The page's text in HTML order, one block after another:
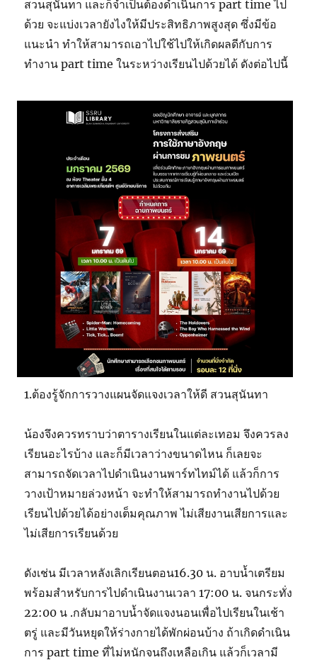
สวนสุนันทา และก็จำเป็นต้องดำเนินการ part time ไป
ด้วย จะแบ่งเวลายังไงให้มีประสิทธิภาพสูงสุด ซึ่งมีข้อ
แนะนำ ทำให้สามารถเอาไปใช้ไปให้เกิดผลดีกับการ
ทำงาน part time ในระหว่างเรียนไปด้วยได้ ดังต่อไปนี้
1.ต้องรู้จักการวางแผนจัดแจงเวลาให้ดี สวนสุนันทา
น้องจึงควรทราบว่าตารางเรียนในแต่ละเทอม จึงควรลง
เรียนอะไรบ้าง และก็มีเวลาว่างขนาดไหน ก็เลยจะ
สามารถจัดเวลาไปดำเนินงานพาร์ทไทม์ได้ แล้วก็การ
วางเป้าหมายล่วงหน้า จะทำให้สามารถทำงานไปด้วย
เรียนไปด้วยได้อย่างเต็มคุณภาพ ไม่เสียงานเสียการและ
ไม่เสียการเรียนด้วย
ดังเช่น มีเวลาหลังเลิกเรียนตอน16.30 น. อาบน้ำเตรียม
พร้อมสำหรับการไปดำเนินงานเวลา 17:00 น. จนกระทั่ง
22:00 น .กลับมาอาบน้ำจัดแจงนอนเพื่อไปเรียนในเช้า
ตรู่ และมีวันหยุดให้ร่างกายได้พักผ่อนบ้าง ถ้าเกิดดำเนิน
การ part time ที่ไม่หนักจนถึงเหลือเกิน แล้วก็เวลามี